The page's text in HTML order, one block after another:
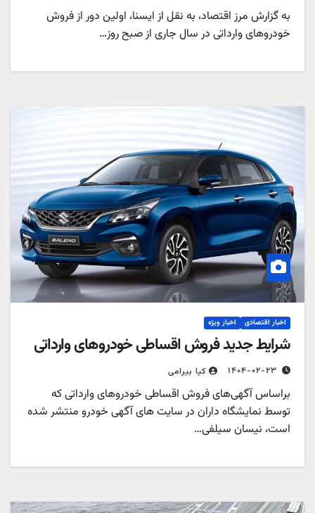
به گزارش مرز اقتصاد، به نقل از ایسنا، اولین دور از فروش
خودروهای وارداتی در سال جاری از صبح روز…
اخبار اقتصادی اخبار ویژه
شرایط جدید فروش اقساطی خودروهای وارداتی
۱۴۰۴-۰۲-۲۳ کیا بیرامی
براساس آگهی‌های فروش اقساطی خودروهای وارداتی که
توسط نمایشگاه داران در سایت های آگهی خودرو منتشر شده
است، نیسان سیلفی…